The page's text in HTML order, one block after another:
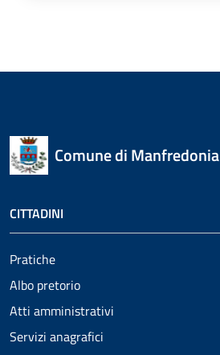
Comune di Manfredonia
CITTADINI
Pratiche
Albo pretorio
Atti amministrativi
Servizi anagrafici